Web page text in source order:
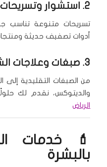
2. استشوار وتسريحات
تسريحات متنوعة تناسب
أدوات تصفيف حديثة
3. صبغات وعلاجات
من الصبغات التقليدية إلى
والديتوكس، نقدم لك
الرياض
💄 خدمات
بالبشرة